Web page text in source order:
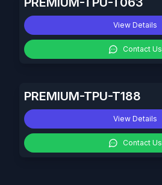
View Details
Contact Us
PREMIUM-TPU-T188
View Details
Contact Us